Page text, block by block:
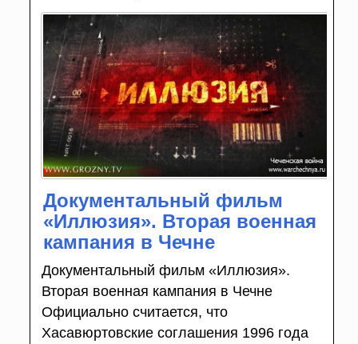
Документальный фильм
«Иллюзия». Вторая военная
кампания в Чечне
Документальный фильм «Иллюзия».
Вторая военная кампания в Чечне
Официально считается, что
Хасавюртовские соглашения 1996 года